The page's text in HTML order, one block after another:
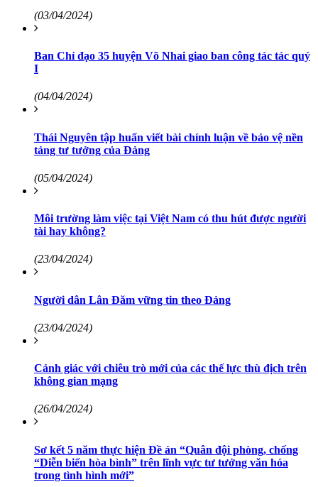
(03/04/2024)
Ban Chỉ đạo 35 huyện Võ Nhai giao ban công tác tác quý
I
(04/04/2024)
Thái Nguyên tập huấn viết bài chính luận về bảo vệ nền
tảng tư tưởng của Đảng
(05/04/2024)
Môi trường làm việc tại Việt Nam có thu hút được người
tài hay không?
(23/04/2024)
Người dân Lân Đăm vững tin theo Đảng
(23/04/2024)
Cảnh giác với chiêu trò mới của các thế lực thù địch trên
không gian mạng
(26/04/2024)
Sơ kết 5 năm thực hiện Đề án “Quân đội phòng, chống
“Diễn biến hòa bình” trên lĩnh vực tư tưởng văn hóa
trong tình hình mới”